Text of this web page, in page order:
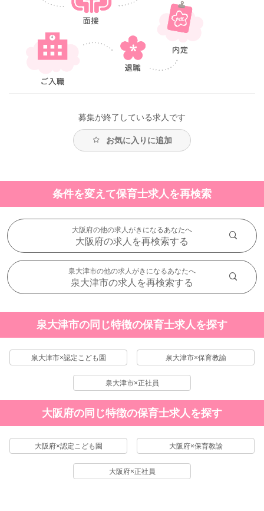
募集が終了している求人です
お気に入りに追加
条件を変えて保育士求人を再検索
大阪府の他の求人がきになるあなたへ
大阪府の求人を再検索する
泉大津市の他の求人がきになるあなたへ
泉大津市の求人を再検索する
泉大津市の同じ特徴の保育士求人を探す
泉大津市×認定こども園 泉大津市×保育教諭
泉大津市×正社員
大阪府の同じ特徴の保育士求人を探す
大阪府×認定こども園 大阪府×保育教諭
大阪府×正社員